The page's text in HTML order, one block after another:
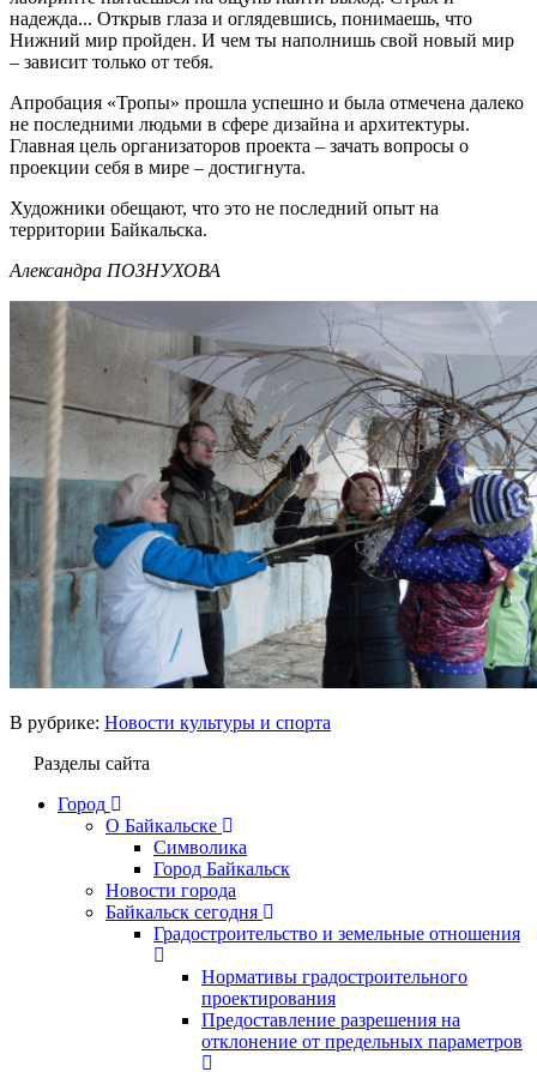
надежда... Открыв глаза и оглядевшись, понимаешь, что
Нижний мир пройден. И чем ты наполнишь свой новый мир
– зависит только от тебя.
Апробация «Тропы» прошла успешно и была отмечена далеко
не последними людьми в сфере дизайна и архитектуры.
Главная цель организаторов проекта – зачать вопросы о
проекции себя в мире – достигнута.
Художники обещают, что это не последний опыт на
территории Байкальска.
Александра ПОЗНУХОВА
В рубрике: Новости культуры и спорта
Разделы сайта
Город
О Байкальске
Символика
Город Байкальск
Новости города
Байкальск сегодня
Градостроительство и земельные отношения
Нормативы градостроительного
проектирования
Предоставление разрешения на
отклонение от предельных параметров